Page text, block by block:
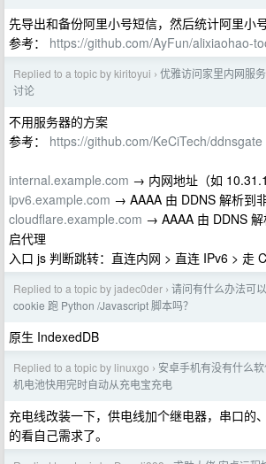
先导出和备份阿里小号短信，然后统计阿里小
参考： https://github.com/AyFun/alixiaohao-
Replied to a topic by kiritoyui › 优雅访问家里内网服
讨论
不用服务器的方案
参考： https://github.com/KeCiTech/ddnsgate
internal.example.com → 内网地址（如
ipv6.example.com → AAAA 由 DDNS 解析到
cloudflare.example.com → AAAA 由 DDNS
启代理
入口 js 判断跳转：直连内网 > 直连 IPv6 > 走
Replied to a topic by jadec0der › 请问有什么办法可
cookie 跑 Python /Javascript 脚本吗？
原生 IndexedDB
Replied to a topic by linuxgo › 安卓手机有没有什么
机电池快用完时自动从充电宝充电
充电线改装一下，供电线加个继电器，串口的
的看自己需求了。